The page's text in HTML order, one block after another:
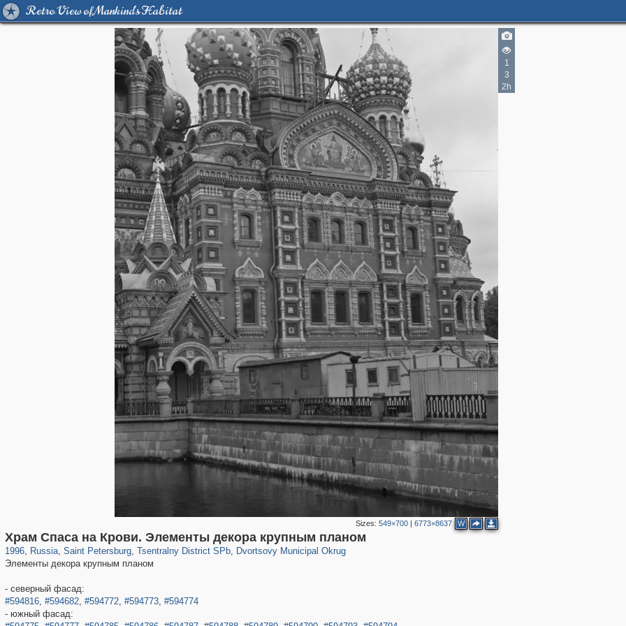
Retro View of Mankind's Habitat
1
3
2h
Sizes:549×700 |6773×8637 W
Храм Спаса на Крови. Элементы декора крупным планом
1996, Russia
1,405,755 29,243
, Saint Petersburg
197,057 5,709
, Tsentralny District SPb
50,218 1,833
, Dvortsovy Municipal Okrug
22,587 1,098
Элементы декора крупным планом
- северный фасад:
#594816, #594682, #594772, #594773, #594774
- южный фасад: